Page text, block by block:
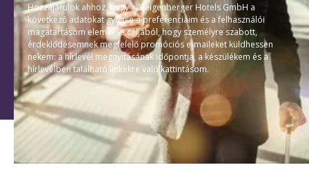
Hozzájárulok ahhoz, hogy a Steigenberger Hotels GmbH a
következő adatokat gyűjtse a preferenciáim és a felhasználói
magatartásom elemzése céljából, hogy személyre szabott,
érdeklődésemnek megfelelő promóciós e-maileket küldhessen
nekem: a hírlevél megnyitásának időpontja, a készülékem és a
hírlevélben található linkekre való kattintásom.